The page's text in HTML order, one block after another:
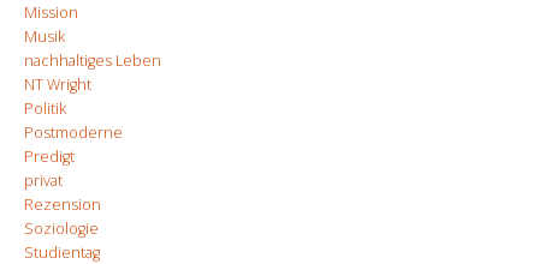
Mission
Musik
nachhaltiges Leben
NT Wright
Politik
Postmoderne
Predigt
privat
Rezension
Soziologie
Studientag